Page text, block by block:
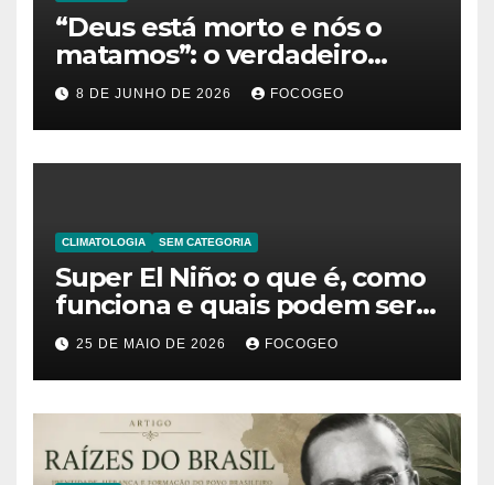
“Deus está morto e nós o
matamos”: o verdadeiro
significado da frase de
Friedrich Nietzsche
8 DE JUNHO DE 2026 FOCOGEO
CLIMATOLOGIA SEM CATEGORIA
Super El Niño: o que é, como
funciona e quais podem ser
os impactos desse fenômeno
climático extremo no Brasil e
no mundo
25 DE MAIO DE 2026 FOCOGEO